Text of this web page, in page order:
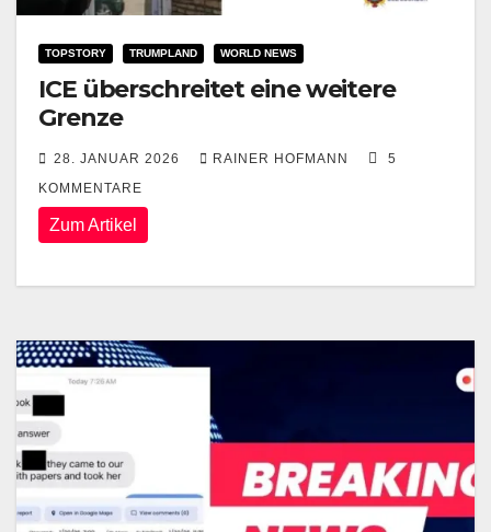
TOPSTORY TRUMPLAND WORLD NEWS
ICE überschreitet eine weitere
Grenze
28. JANUAR 2026 RAINER HOFMANN
5
KOMMENTARE
Zum Artikel